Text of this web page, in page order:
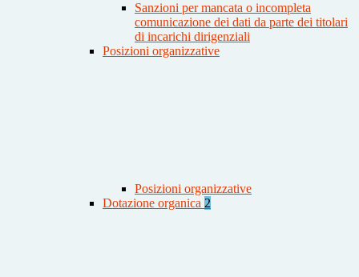
Sanzioni per mancata o incompleta
comunicazione dei dati da parte dei titolari
di incarichi dirigenziali
Posizioni organizzative
Posizioni organizzative
Dotazione organica 2